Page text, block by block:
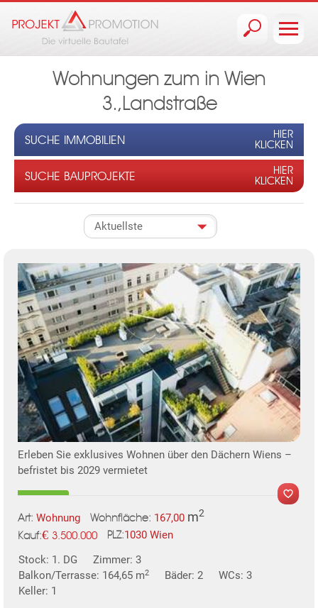
Wohnungen zum in Wien
3.,Landstraße
SUCHE IMMOBILIEN
HIER
KLICKEN
SUCHE BAUPROJEKTE
HIER
KLICKEN
Erleben Sie exklusives Wohnen über den Dächern Wiens –
befristet bis 2029 vermietet
Art: Wohnung Wohnfläche: 167,00 m2
Kauf:€ 3.500.000 PLZ:1030 Wien
Stock: 1. DG
Zimmer: 3
Balkon/Terrasse: 164,65 m2 Bäder: 2
WCs: 3
Keller: 1